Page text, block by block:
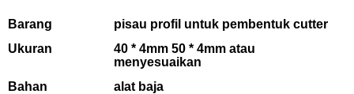
Barang
pisau profil untuk pembentuk cutter
Ukuran
40 * 4mm 50 * 4mm atau
menyesuaikan
Bahan
alat baja